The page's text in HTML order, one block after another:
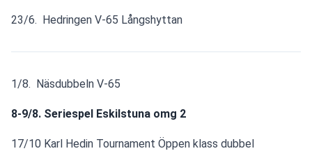
23/6.  Hedringen V-65 Långshyttan
1/8.  Näsdubbeln V-65
8-9/8. Seriespel Eskilstuna omg 2
17/10 Karl Hedin Tournament Öppen klass dubbel